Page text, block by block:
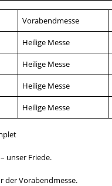
Vorabendmesse
Heilige Messe
Heilige Messe
Heilige Messe
Heilige Messe
unser Friede.
der Vorabendmesse.